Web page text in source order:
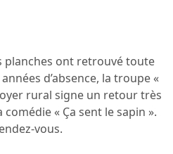
planches ont retrouvé toute
d’absence, la troupe «
rural signe un retour très
« Ça sent le sapin ».
vous.